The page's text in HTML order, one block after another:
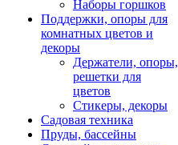
Наборы горшков
Поддержки, опоры для
комнатных цветов и
декоры
Держатели, опоры,
решетки для
цветов
Стикеры, декоры
Садовая техника
Пруды, бассейны